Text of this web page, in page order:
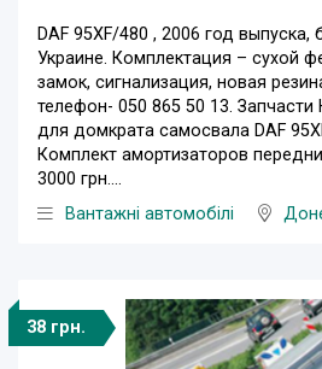
DAF 95XF/480 , 2006 год выпуска,
Украине. Комплектация – сухой
замок, сигнализация, новая
телефон- 050 865 50 13. Запчасти
для домкрата самосвала DAF
Комплект амортизаторов
3000 грн....
Вантажні автомобілі
38 грн.